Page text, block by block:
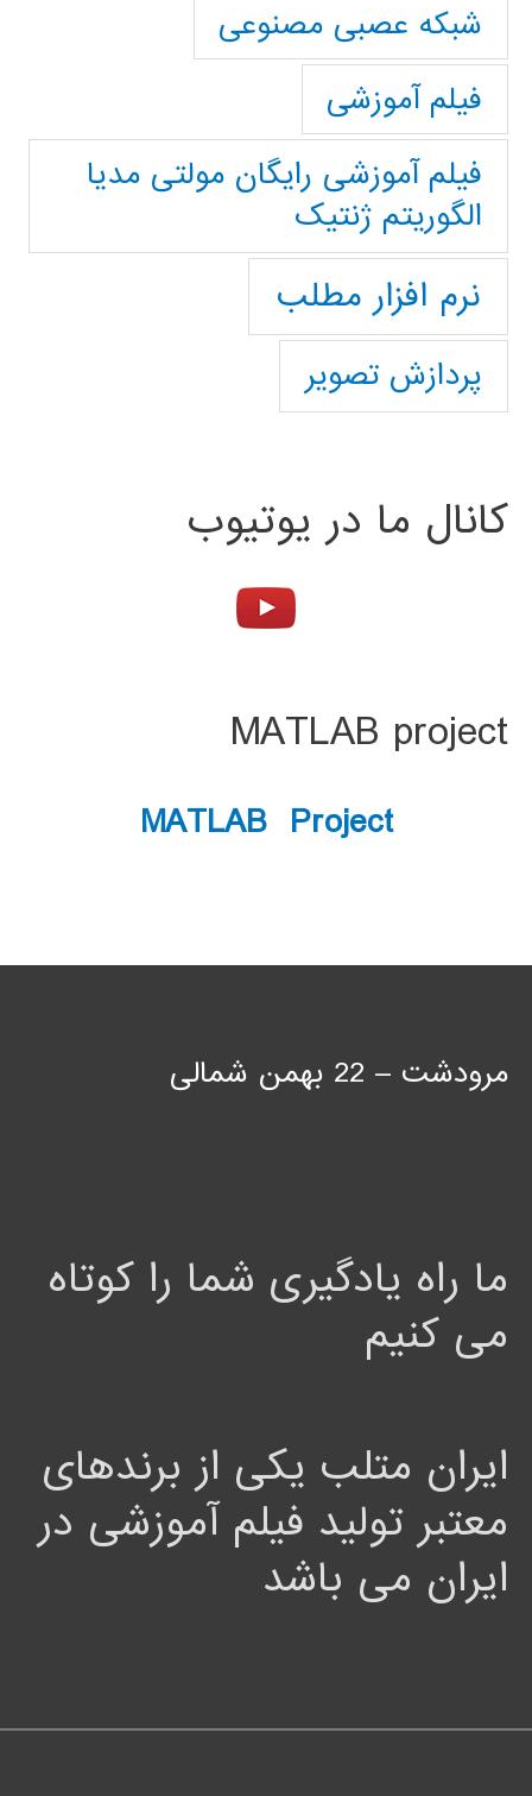
شبکه عصبی مصنوعی
فیلم آموزشی
فیلم آموزشی رایگان مولتی مدیا
الگوریتم ژنتیک
نرم افزار مطلب
پردازش تصویر
کانال ما در یوتیوب
MATLAB project
MATLAB Project
مرودشت – 22 بهمن شمالی
ما راه یادگیری شما را کوتاه
می کنیم
ایران متلب یکی از برندهای
معتبر تولید فیلم آموزشی در
ایران می باشد